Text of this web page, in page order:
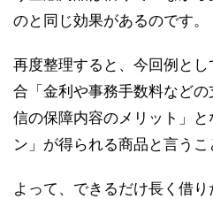
のと同じ効果があるのです。
再度整理すると、今回例と
合「金利や事務手数料など
信の保障内容のメリット」
ン」が得られる商品と言うこ
よって、できるだけ長く借